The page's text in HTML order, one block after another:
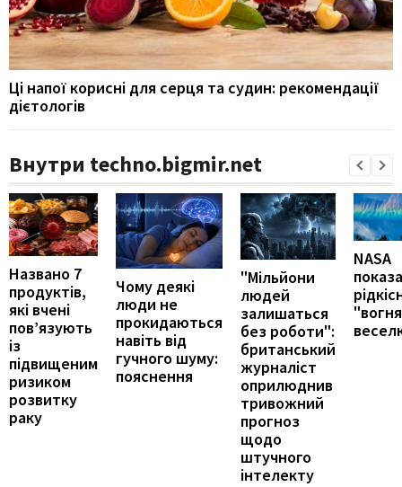
Ці напої корисні для серця та судин: рекомендації
дієтологів
Внутри techno.bigmir.net
Названо 7
продуктів,
які вчені
пов’язують
із
підвищеним
ризиком
розвитку
раку
Чому деякі
люди не
прокидаються
навіть від
гучного шуму:
пояснення
"Мільйони
людей
залишаться
без роботи":
британський
журналіст
оприлюднив
тривожний
прогноз
щодо
штучного
інтелекту
NASA